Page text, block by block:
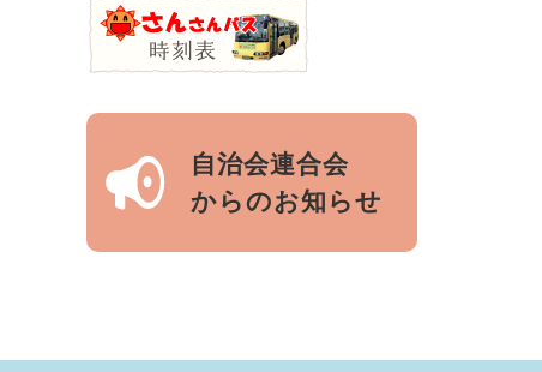
自治会連合会
からのお知らせ